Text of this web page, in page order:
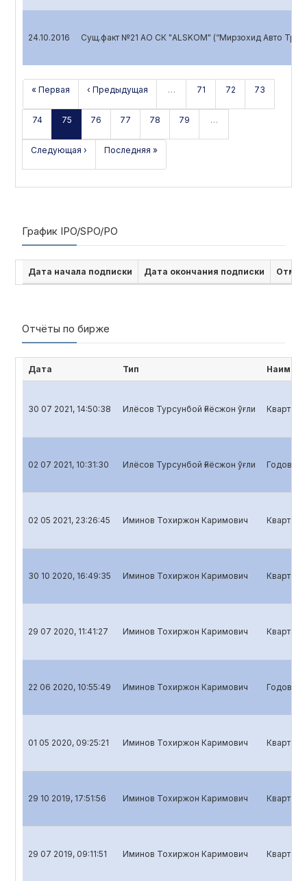
24.10.2016 Сущ.факт №21 АО СК "ALSKOM" (“Мирзохид Авто
« Первая ‹ Предыдущая … 71 72 73
74 75 76 77 78 79 …
Следующая › Последняя »
График IPO/SPO/PO
Дата начала подписки Дата окончания подписки
Отчёты по бирже
Дата Тип
30 07 2021, 14:50:38 Илёсов Турсунбой Ғиёсжон ўғли
02 07 2021, 10:31:30 Илёсов Турсунбой Ғиёсжон ўғли Годовой
02 05 2021, 23:26:45 Иминов Тохиржон Каримович
30 10 2020, 16:49:35 Иминов Тохиржон Каримович
29 07 2020, 11:41:27 Иминов Тохиржон Каримович
22 06 2020, 10:55:49 Иминов Тохиржон Каримович Годовой
01 05 2020, 09:25:21 Иминов Тохиржон Каримович
29 10 2019, 17:51:56 Иминов Тохиржон Каримович
29 07 2019, 09:11:51 Иминов Тохиржон Каримович